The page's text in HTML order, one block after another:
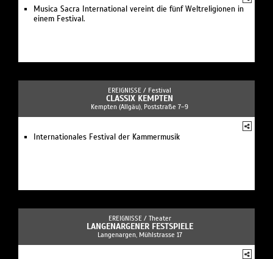
Musica Sacra International vereint die fünf Weltreligionen in
einem Festival.
EREIGNISSE / Festival
CLASSIX KEMPTEN
Kempten (Allgäu), Poststraße 7–9
Internationales Festival der Kammermusik
EREIGNISSE / Theater
LANGENARGENER FESTSPIELE
Langenargen, Mühlstrasse 17